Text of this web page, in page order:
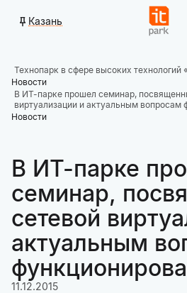
Казань
Технопарк в сфере высоких технологий
Новости
В ИТ-парке прошел семинар,
виртуализации и актуальным
Новости
В ИТ-парке
семинар,
сетевой
актуальным
11.12.2015